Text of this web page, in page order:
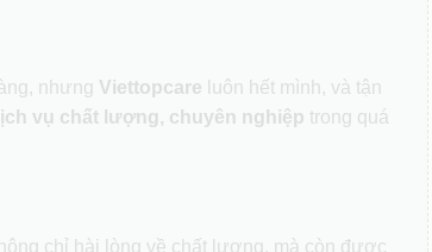
nhưng Viettopcare luôn hết mình, và tận
vụ chất lượng, chuyên nghiệp trong quá
chỉ hài lòng về chất lượng, mà còn được